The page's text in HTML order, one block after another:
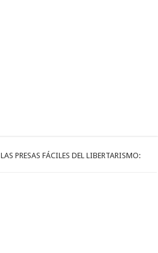
LAS PRESAS FÁCILES DEL LIBERTARISMO: